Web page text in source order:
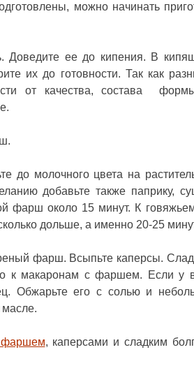
можно начинать
Доведите ее до кипения. В
их до готовности. Так как
от качества, состава
до молочного цвета на
добавьте также паприку,
фарш около 15 минут. К
дольше, а именно 20-25
фарш. Всыпьте каперсы.
к макаронам с фаршем. Если у
Обжарьте его с солью и
масле.
фаршем, каперсами и сладким